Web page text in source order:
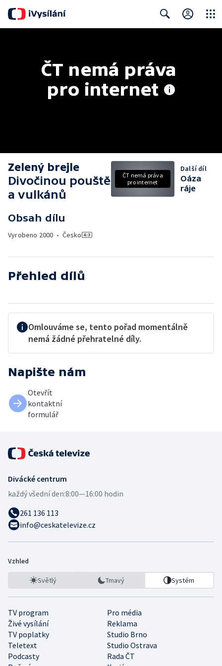
ČT nemá práva
pro internet
Zelený brejle
Divočinou pouště
a vulkánů
Obsah dílu
Vyrobeno 2000 • Česko
ČT nemá práva
pro internet
Další díl
Oáza
ráje
Přehled dílů
Omlouváme se, tento pořad momentálně
nemá žádné přehratelné díly.
Napište nám
Otevřít
kontaktní
formulář
Divácké centrum
každý všední den:8:00—16:00 hodin
261 136 113
info@ceskatelevize.cz
Vzhled
Světlý Tmavý Systém
TV program
Pro média
Živé vysílání
Reklama
TV poplatky
Studio Brno
Teletext
Studio Ostrava
Podcasty
Rada ČT